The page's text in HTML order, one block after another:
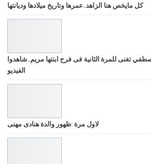
كل مايخص هنا الزاهد..عمرها وتاريخ ميلادها وديانتها
تغنى للمرة الثانية فى فرح ابنتها مريم..شاهدوا
الفيديو
لاول مرة :ظهور والدة هنادى مهنى